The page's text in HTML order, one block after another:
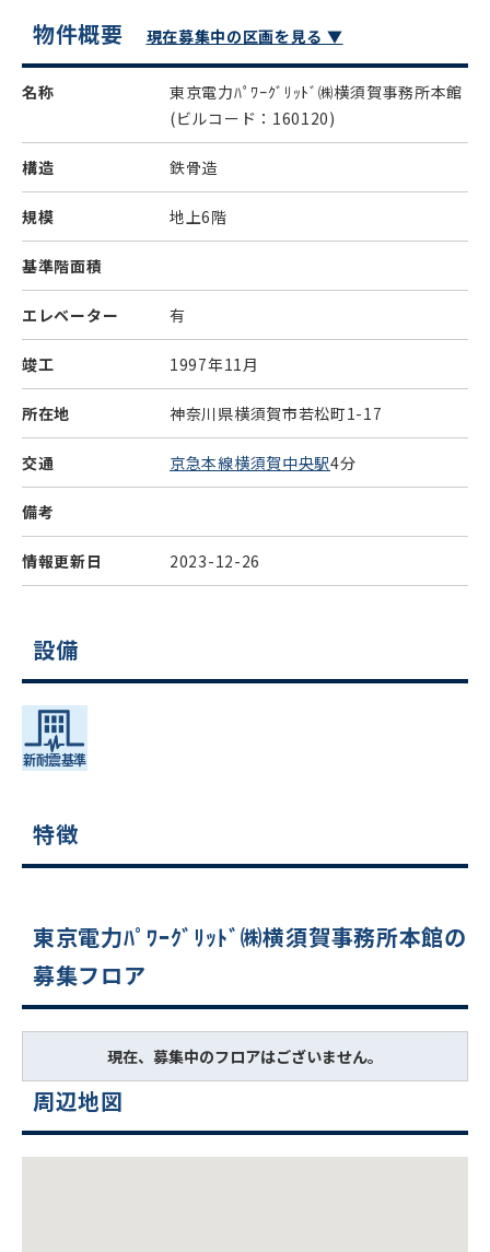
物件概要 現在募集中の区画を見る ▼
名称
東京電力ﾊﾟﾜｰｸﾞﾘｯﾄﾞ㈱横須賀事務所本館
(ビルコード：160120)
構造 鉄骨造
規模 地上6階
基準階面積
エレベーター 有
竣工 1997年11月
所在地 神奈川県横須賀市若松町1-17
交通 京急本線横須賀中央駅4分
備考
情報更新日 2023-12-26
設備
特徴
東京電力ﾊﾟﾜｰｸﾞﾘｯﾄﾞ㈱横須賀事務所本館の
募集フロア
現在、募集中のフロアはございません。
周辺地図